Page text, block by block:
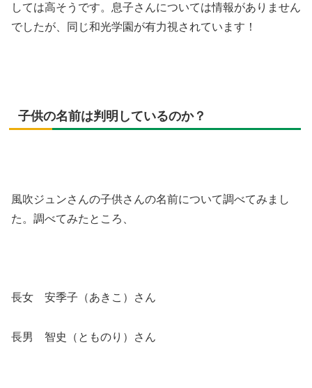
しては高そうです。息子さんについては情報がありません
でしたが、同じ和光学園が有力視されています！
子供の名前は判明しているのか？
風吹ジュンさんの子供さんの名前について調べてみまし
た。調べてみたところ、
長女 安季子（あきこ）さん
長男 智史（とものり）さん